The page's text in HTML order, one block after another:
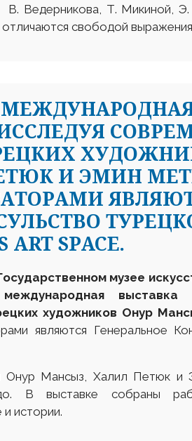
Т. Микиной, Э.
свободой
И ЭМИН
SPACE.
музее
международная выставка
художников Онур
являются Генеральное
Онур Мансыз, Халил Петюк и
В выставке собраны
истории.